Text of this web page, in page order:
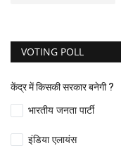
VOTING POLL
केंद्र में किसकी सरकार बनेगी ?
भारतीय जनता पार्टी
इंडिया एलायंस